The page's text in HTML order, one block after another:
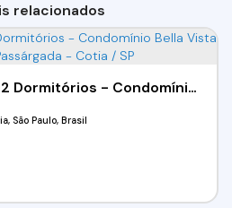
relacionados
Apartamento com 02 Dormitórios - Condomínio Bella Vista Passagarda - Outeiro de Passárgada - Cotia / SP
São Paulo, Brasil